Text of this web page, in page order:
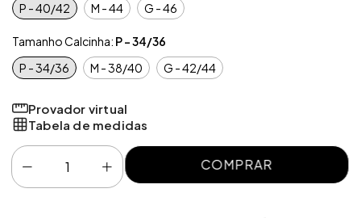
P - 40/42
M - 44 G - 46
Tamanho Calcinha: P - 34/36
P - 34/36
M - 38/40 G - 42/44
Provador virtual
Tabela de medidas